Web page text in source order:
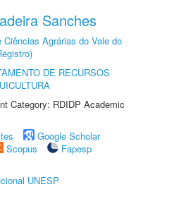
Sanches
Ciências Agrárias do Vale do
DE RECURSOS
Category: RDIDP Academic
Google Scholar
Scopus
Fapesp
UNESP